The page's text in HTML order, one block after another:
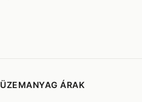
ÜZEMANYAG ÁRAK